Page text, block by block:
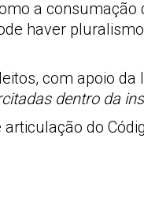
a consumação
haver
com apoio da
dentro da
do